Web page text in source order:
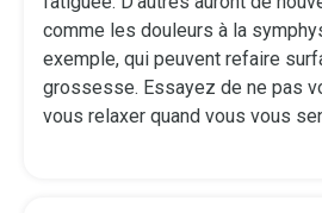
comme les douleurs à la
exemple, qui peuvent refaire
grossesse. Essayez de ne pas
vous relaxer quand vous vous